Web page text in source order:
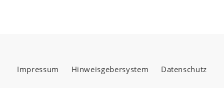
Impressum Hinweisgebersystem Datenschutz